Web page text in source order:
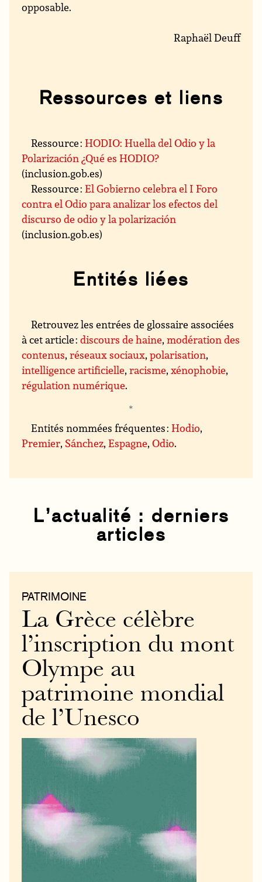
opposable.
Raphaël Deuff
Ressources et liens
Ressource :HODIO: Huella del Odio y la
Polarización ¿Qué es HODIO?
(inclusion.gob.es)
Ressource :El Gobierno celebra el I Foro
contra el Odio para analizar los efectos del
discurso de odio y la polarización
(inclusion.gob.es)
Entités liées
Retrouvez les entrées de glossaire associées
à cet article :discours de haine,modération des
contenus,réseaux sociaux,polarisation,
intelligence artificielle,racisme,xénophobie,
régulation numérique.
Entités nommées fréquentes :Hodio,
Premier, Sánchez,Espagne,Odio.
L’actualité : derniers
articles
PATRIMOINE
La Grèce célèbre
l’inscription du mont
Olympe au
patrimoine mondial
de l’Unesco